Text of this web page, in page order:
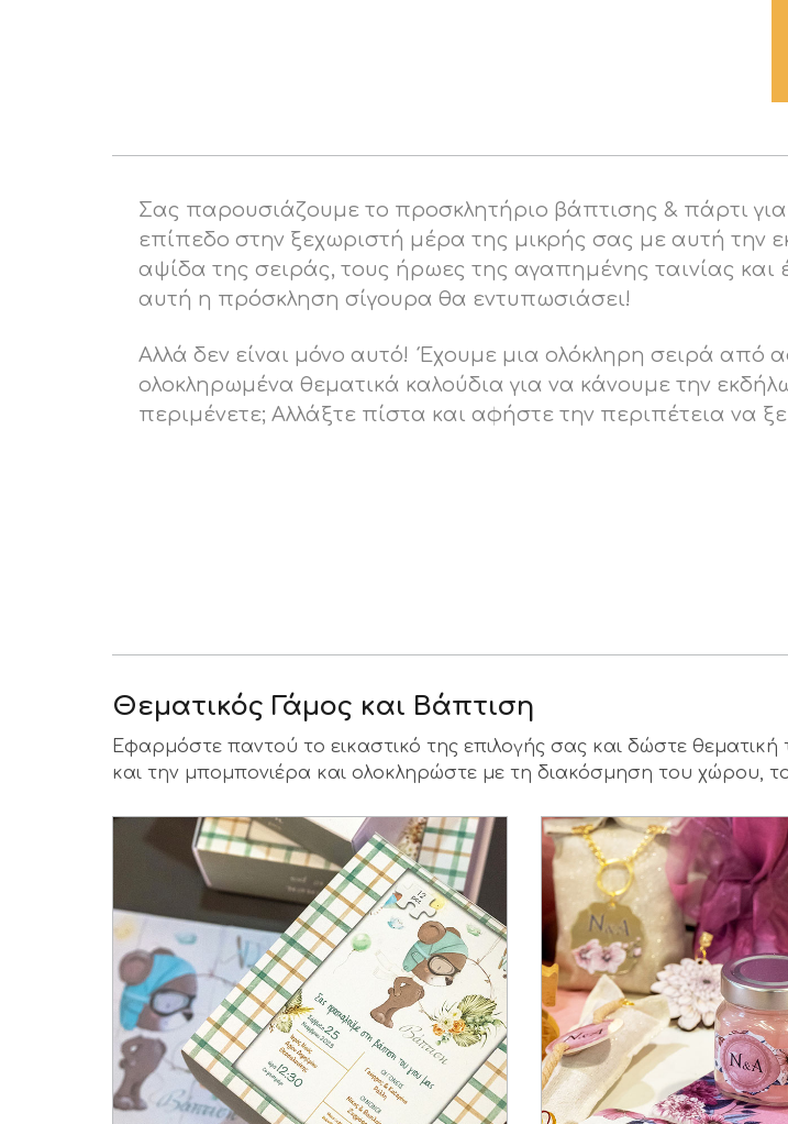
Σας παρουσιάζουμε το προσκλητήριο βάπτισης & πάρτι για
επίπεδο στην ξεχωριστή μέρα της μικρής σας με αυτή την
αψίδα της σειράς, τους ήρωες της αγαπημένης ταινίας και
αυτή η πρόσκληση σίγουρα θα εντυπωσιάσει!
Αλλά δεν είναι μόνο αυτό! Έχουμε μια ολόκληρη σειρά από
ολοκληρωμένα θεματικά καλούδια για να κάνουμε την
περιμένετε; Αλλάξτε πίστα και αφήστε την περιπέτεια να
Θεματικός Γάμος και Βάπτιση
Εφαρμόστε παντού το εικαστικό της επιλογής σας και δώστε
και την μπομπονιέρα και ολοκληρώστε με τη διακόσμηση του χώρου,